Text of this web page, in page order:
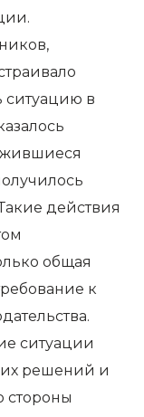
ситуацию в
действия
общая
к
ситуации
решений и
стороны